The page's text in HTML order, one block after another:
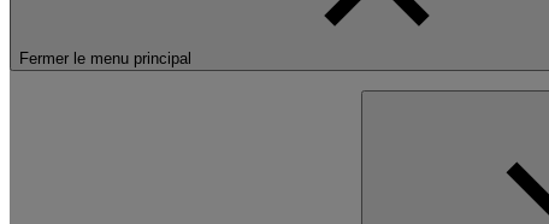
Fermer le menu principal